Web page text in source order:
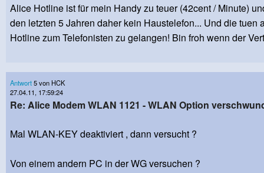
Alice Hotline ist für mein Handy zu teuer (42cent / Minute)
den letzten 5 Jahren daher kein Haustelefon... Und die tuen
Hotline zum Telefonisten zu gelangen! Bin froh wenn der
Antwort5 von HCK
27.04.11, 17:59:24
Re: Alice Modem WLAN 1121 - WLAN Option
Mal WLAN-KEY deaktiviert , dann versucht ?
Von einem andern PC in der WG versuchen ?